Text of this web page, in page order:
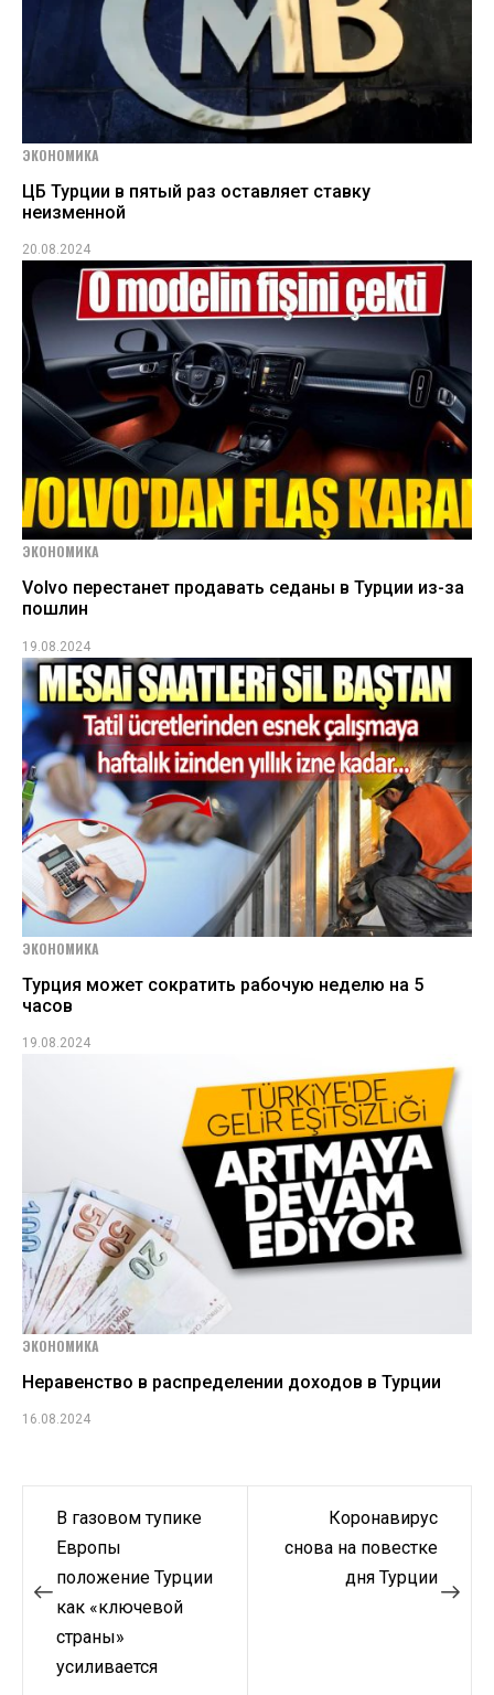
ЭКОНОМИКА
ЦБ Турции в пятый раз оставляет ставку
неизменной
20.08.2024
ЭКОНОМИКА
Volvo перестанет продавать седаны в Турции из-за
пошлин
19.08.2024
ЭКОНОМИКА
Турция может сократить рабочую неделю на 5
часов
19.08.2024
ЭКОНОМИКА
Неравенство в распределении доходов в Турции
16.08.2024
Навигация
записям
В газовом тупике
Европы
положение Турции
как «ключевой
страны»
усиливается
Коронавирус
снова на повестке
дня Турции